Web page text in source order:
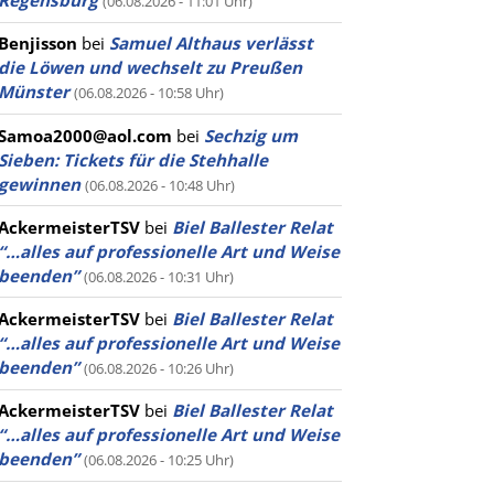
bei Samuel Althaus verlässt
Löwen und wechselt zu Preußen
(06.08.2026 - 10:58 Uhr)
bei Sechzig um
Tickets für die Stehhalle
(06.08.2026 - 10:48 Uhr)
bei Biel Ballester Relat
auf professionelle Art und Weise
(06.08.2026 - 10:31 Uhr)
bei Biel Ballester Relat
auf professionelle Art und Weise
(06.08.2026 - 10:26 Uhr)
bei Biel Ballester Relat
auf professionelle Art und Weise
(06.08.2026 - 10:25 Uhr)